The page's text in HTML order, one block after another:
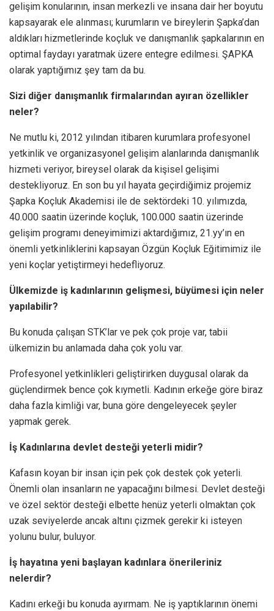
gelişim konularının, insan merkezli ve insana dair her boyutu
kapsayarak ele alınması; kurumların ve bireylerin Şapka’dan
aldıkları hizmetlerinde koçluk ve danışmanlık şapkalarının en
optimal faydayı yaratmak üzere entegre edilmesi. ŞAPKA
olarak yaptığımız şey tam da bu.
Sizi diğer danışmanlık firmalarından ayıran özellikler
neler?
Ne mutlu ki, 2012 yılından itibaren kurumlara profesyonel
yetkinlik ve organizasyonel gelişim alanlarında danışmanlık
hizmeti veriyor, bireysel olarak da kişisel gelişimi
destekliyoruz. En son bu yıl hayata geçirdiğimiz projemiz
Şapka Koçluk Akademisi ile de sektördeki 10. yılımızda,
40.000 saatin üzerinde koçluk, 100.000 saatin üzerinde
gelişim programı deneyimimizi aktardığımız, 21.yy’ın en
önemli yetkinliklerini kapsayan Özgün Koçluk Eğitimimiz ile
yeni koçlar yetiştirmeyi hedefliyoruz.
Ülkemizde iş kadınlarının gelişmesi, büyümesi için neler
yapılabilir?
Bu konuda çalışan STK’lar ve pek çok proje var, tabii
ülkemizin bu anlamada daha çok yolu var.
Profesyonel yetkinlikleri geliştirirken duygusal olarak da
güçlendirmek bence çok kıymetli. Kadının erkeğe göre biraz
daha fazla kimliği var, buna göre dengeleyecek şeyler
yapmak gerek.
İş Kadınlarına devlet desteği yeterli midir?
Kafasın koyan bir insan için pek çok destek çok yeterli.
Önemli olan insanların ne yapacağını bilmesi. Devlet desteği
ve özel sektör desteği elbette henüz yeterli olmaktan çok
uzak seviyelerde ancak altını çizmek gerekir ki isteyen
yolunu bulur, buluyor.
İş hayatına yeni başlayan kadınlara önerileriniz
nelerdir?
Kadını erkeği bu konuda ayırmam. Ne iş yaptıklarının önemi